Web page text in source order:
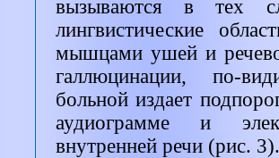
вызываются в тех
лингвистические
мышцами ушей и
галлюцинации, по-
больной издает
аудиограмме и
внутренней речи (рис. 3).